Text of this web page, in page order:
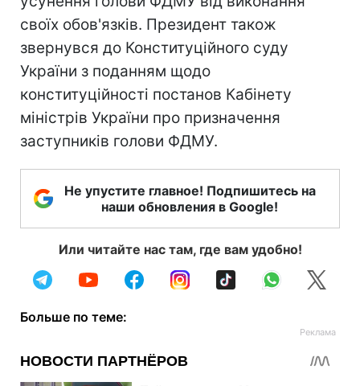
своїх обов'язків. Президент також
звернувся до Конституційного суду
України з поданням щодо
конституційності постанов Кабінету
міністрів України про призначення
заступників голови ФДМУ.
Не упустите главное! Подпишитесь на
наши обновления в Google!
Или читайте нас там, где вам удобно!
Больше по теме: